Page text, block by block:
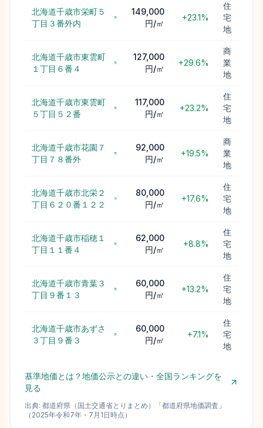
北海道千歳市栄町５
丁目３番外内
149,000
円/㎡
+23.1%
住
宅
地
北海道千歳市東雲町
１丁目６番４
127,000
円/㎡
+29.6%
商
業
地
北海道千歳市東雲町
５丁目５２番
117,000
円/㎡
+23.2%
住
宅
地
北海道千歳市花園７
丁目７８番外
92,000
円/㎡
+19.5%
商
業
地
北海道千歳市北栄２
丁目６２０番１２２
80,000
円/㎡
+17.6%
住
宅
地
北海道千歳市稲穂１
丁目１１番４
62,000
円/㎡
+8.8%
住
宅
地
北海道千歳市青葉３
丁目９番１３
60,000
円/㎡
+13.2%
住
宅
地
北海道千歳市あずさ
３丁目９番３
60,000
円/㎡
+7.1%
住
宅
地
基準地価とは？地価公示との違い・全国ランキングを
見る
出典: 都道府県（国土交通省とりまとめ） 「都道府県地価調査 」
（ 2025年令和7年 ・ 7月1日時点）